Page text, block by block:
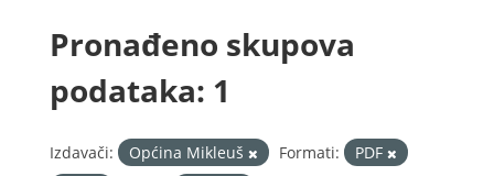
Pronađeno skupova
podataka: 1
Izdavači: Općina Mikleuš Formati:
PDF